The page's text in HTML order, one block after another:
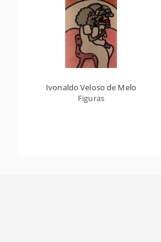
Ivonaldo Veloso de Melo
Figuras